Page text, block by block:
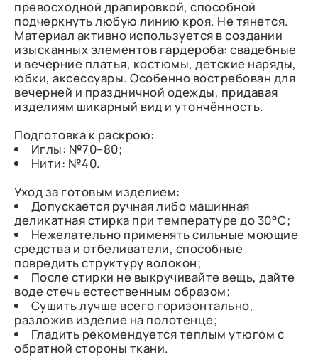
превосходной драпировкой, способной
подчеркнуть любую линию кроя. Не тянется.
Материал активно используется в создании
изысканных элементов гардероба: свадебные
и вечерние платья, костюмы, детские наряды,
юбки, аксессуары. Особенно востребован для
вечерней и праздничной одежды, придавая
изделиям шикарный вид и утончённость.
Подготовка к раскрою:
Иглы: №70–80;
Нити: №40.
Уход за готовым изделием:
Допускается ручная либо машинная
деликатная стирка при температуре до 30°С;
Нежелательно применять сильные моющие
средства и отбеливатели, способные
повредить структуру волокон;
После стирки не выкручивайте вещь, дайте
воде стечь естественным образом;
Сушить лучше всего горизонтально,
разложив изделие на полотенце;
Гладить рекомендуется теплым утюгом с
обратной стороны ткани.